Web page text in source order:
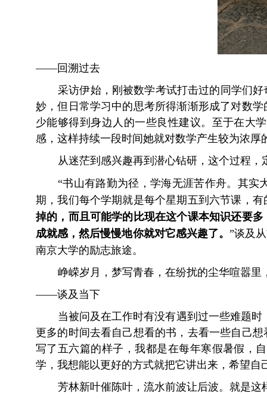
——回溯过去
采访伊始，刚被数学考试打击过的同学们
妙，但日常学习中的思考所得渐渐形成了对数
少能够得到身边人的一些良性建议。至于在大
感，这样持续一段时间她就对数学产生较为浓厚
从迷茫到感兴趣再到潜心钻研，这个过程
“书山有路勤为径，学海无涯苦作舟。其
期，我们每个学期就是每个星期五到六节课，
掉的，而且可能学的比现在这个课本知识还要
成就感，然后慢慢地你就对它感兴趣了。”谈及
南京大学的励志旅途。
峥嵘岁月，梦写青春，在纷扰的尘华喧嚣
——谈及当下
当被问及在工作时有没有遇到过一些难题
更多的时间去看自己想看的书，去看一些自己
写了五六篇的样子，我都是在每年寒假暑假，
学，我想能以更好的方式就把它讲出来，希望自
芳林新叶催陈叶，流水前波让后波。就是